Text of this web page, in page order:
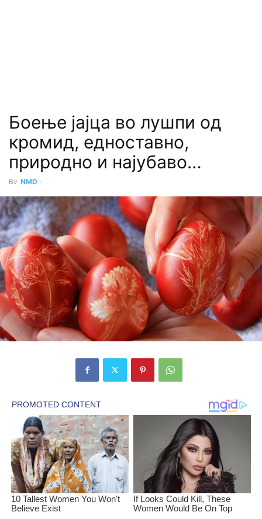
Боење јајца во лушпи од
кромид, едноставно,
природно и најубаво…
By NMD -